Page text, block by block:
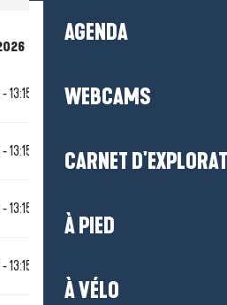
AGENDA
WEBCAMS
CARNET
À PIED
À VÉLO
décembre 2026
13:15
13:15
13:15
13:15